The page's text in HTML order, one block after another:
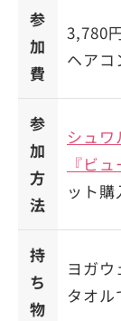
参
加
費
3,780
ヘアコ
参
加
方
法
シュ
『ビ
ット購
持
ち
物
ヨガ
タオ